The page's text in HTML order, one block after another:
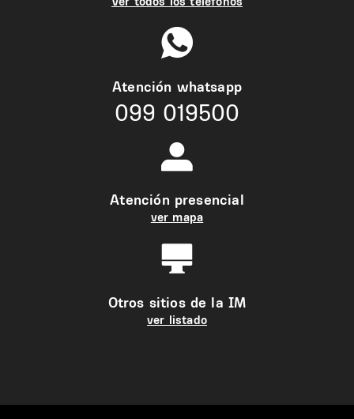
Atención whatsapp
099 019500
Atención presencial
ver mapa
Otros sitios de la IM
ver listado